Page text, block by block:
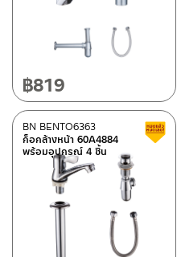
New Arrival สินค้าใหม่ ปี 2026
สถานะสินค้าขายปกติ
สินค้าลดราคา เคลียร์สต็อก
มีสต็อกปกติ
฿819
ก็อกล้างหน้า 60A4884
พร้อมอุปกรณ์ 4 ชิ้น
BN BENTO6363